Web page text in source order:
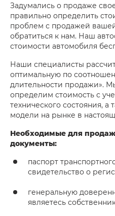
Задумались о продаже
правильно определить
проблем с продажей
обратиться к нам. Наш
стоимости автомобиля
Наши специалисты
оптимальную по
длительности продажи».
определим стоимость с
технического состояния, а
модели на рынке в
Необходимые для
документы:
паспорт
свидетельство о
генеральную
являетесь